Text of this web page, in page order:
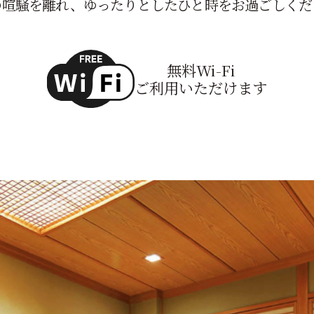
騒を離れ、ゆったりとしたひと時をお過ごしく
無料Wi-Fi
ご利用いただけます